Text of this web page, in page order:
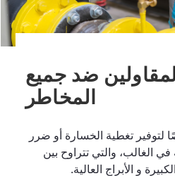
ضد جميع
المخاطر
تغطية الخسارة أو ضرر
الغالب، والتي تتراوح بين
و الأبراج العالية.